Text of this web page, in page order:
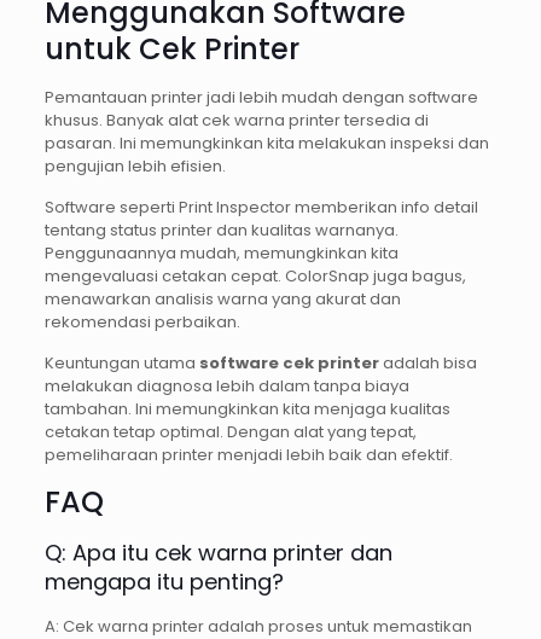
Menggunakan Software
untuk Cek Printer
Pemantauan printer jadi lebih mudah dengan software
khusus. Banyak alat cek warna printer tersedia di
pasaran. Ini memungkinkan kita melakukan inspeksi dan
pengujian lebih efisien.
Software seperti Print Inspector memberikan info detail
tentang status printer dan kualitas warnanya.
Penggunaannya mudah, memungkinkan kita
mengevaluasi cetakan cepat. ColorSnap juga bagus,
menawarkan analisis warna yang akurat dan
rekomendasi perbaikan.
Keuntungan utama software cek printeradalah bisa
melakukan diagnosa lebih dalam tanpa biaya
tambahan. Ini memungkinkan kita menjaga kualitas
cetakan tetap optimal. Dengan alat yang tepat,
pemeliharaan printer menjadi lebih baik dan efektif.
FAQ
Q: Apa itu cek warna printer dan
mengapa itu penting?
A: Cek warna printer adalah proses untuk memastikan